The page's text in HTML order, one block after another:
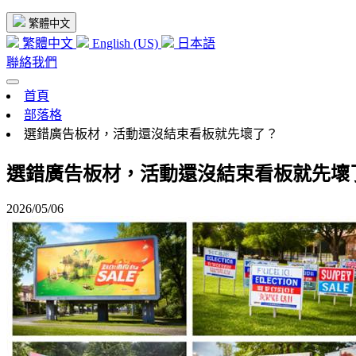
繁體中文
繁體中文 English (US)
日本語
聯絡我們
首頁
部落格
選錯廣告板材，活動還沒結束看板就先壞了？
選錯廣告板材，活動還沒結束看板就先壞
2026/05/06